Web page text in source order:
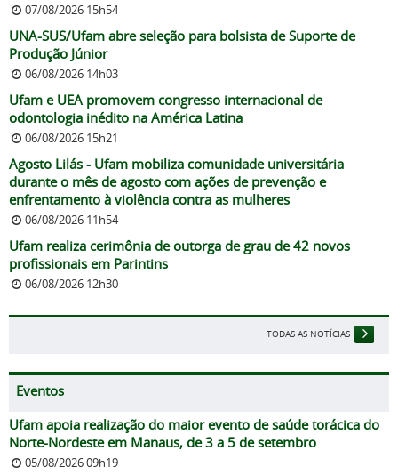
07/08/2026 15h54
UNA-SUS/Ufam abre seleção para bolsista de Suporte de
Produção Júnior
06/08/2026 14h03
Ufam e UEA promovem congresso internacional de
odontologia inédito na América Latina
06/08/2026 15h21
Agosto Lilás - Ufam mobiliza comunidade universitária
durante o mês de agosto com ações de prevenção e
enfrentamento à violência contra as mulheres
06/08/2026 11h54
Ufam realiza cerimônia de outorga de grau de 42 novos
profissionais em Parintins
06/08/2026 12h30
TODAS AS NOTÍCIAS
Eventos
Ufam apoia realização do maior evento de saúde torácica do
Norte-Nordeste em Manaus, de 3 a 5 de setembro
05/08/2026 09h19